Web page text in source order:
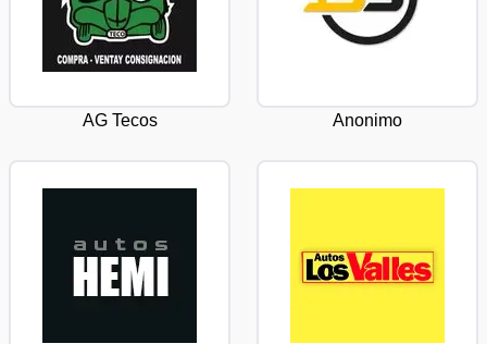
AG Tecos Anonimo